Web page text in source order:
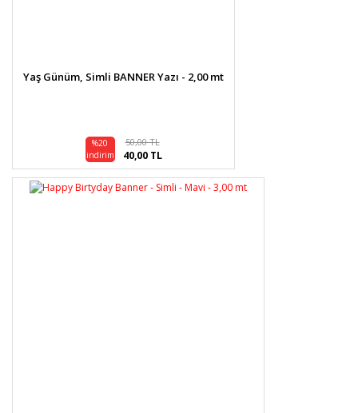
Yaş Günüm, Simli BANNER Yazı - 2,00 mt
%20
indirim
50,00 TL
40,00 TL